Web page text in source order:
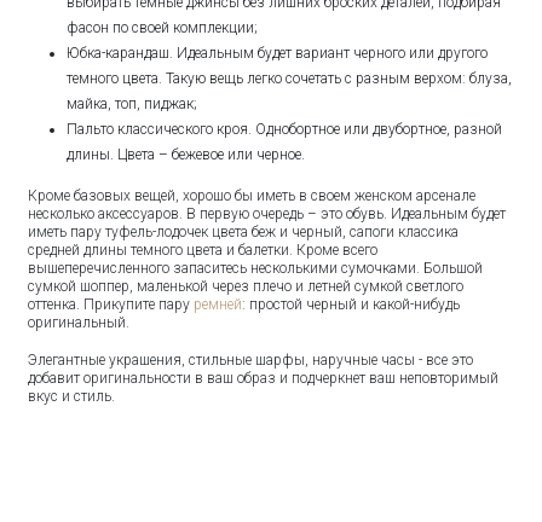
фасон по своей комплекции;
Юбка-карандаш. Идеальным будет вариант черного или другого
темного цвета. Такую вещь легко сочетать с разным верхом: блуза,
майка, топ, пиджак;
Пальто классического кроя. Однобортное или двубортное, разной
длины. Цвета – бежевое или черное.
Кроме базовых вещей, хорошо бы иметь в своем женском арсенале
несколько аксессуаров. В первую очередь – это обувь. Идеальным будет
иметь пару туфель-лодочек цвета беж и черный, сапоги классика
средней длины темного цвета и балетки. Кроме всего
вышеперечисленного запаситесь несколькими сумочками. Большой
сумкой шоппер, маленькой через плечо и летней сумкой светлого
оттенка. Прикупите пару ремней: простой черный и какой-нибудь
оригинальный.
Элегантные украшения, стильные шарфы, наручные часы - все это
добавит оригинальности в ваш образ и подчеркнет ваш неповторимый
вкус и стиль.